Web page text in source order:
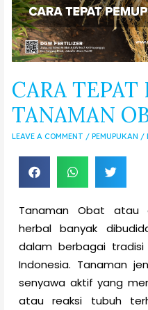
CARA
TANAMAN
LEAVE A COMMENT / PEMUPUKAN /
Tanaman Obat atau
herbal banyak
dalam berbagai
Indonesia. Tanaman
senyawa aktif yang
atau reaksi tubuh